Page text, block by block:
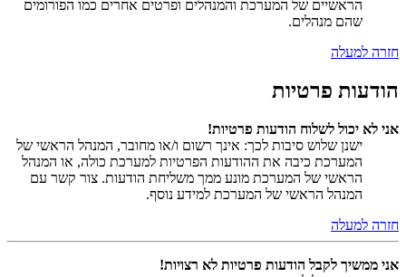
הראשיים של המערכת והמנהלים ופרטים אחרים כמו הפורומים
שהם מנהלים.
חזרה למעלה
הודעות פרטיות
אני לא יכול לשלוח הודעות פרטיות!
ישנן שלוש סיבות לכך: אינך רשום ו/או מחובר, המנהל הראשי של
המערכת כיבה את ההודעות הפרטיות למערכת כולה, או המנהל
הראשי של המערכת מונע ממך משליחת הודעות. צור קשר עם
המנהל הראשי של המערכת למידע נוסף.
חזרה למעלה
אני ממשיך לקבל הודעות פרטיות לא רצויות!